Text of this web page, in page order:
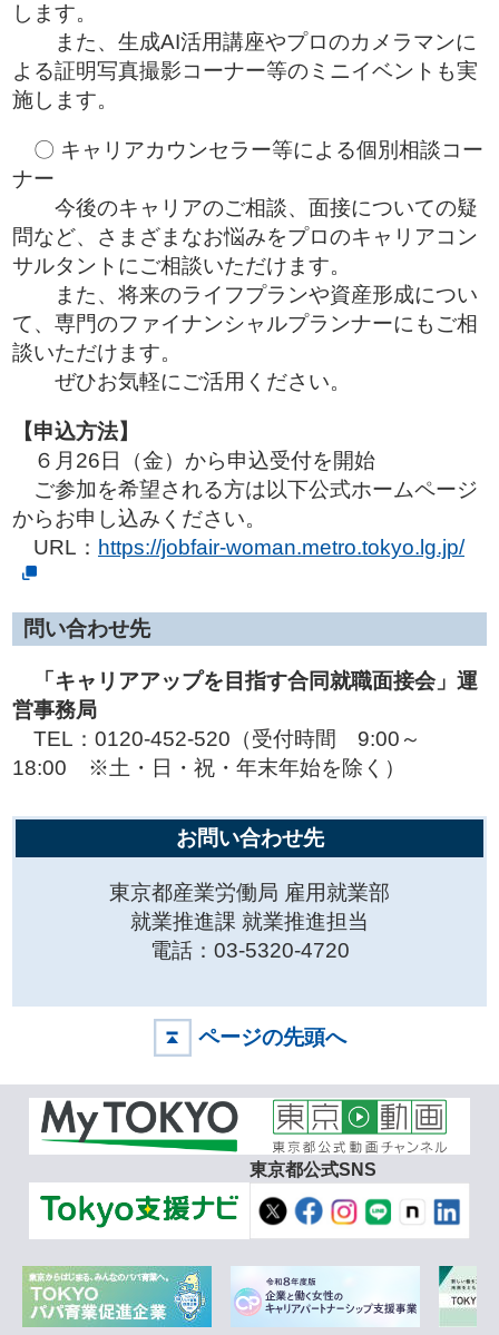
します。
また、生成AI活用講座やプロのカメラマンに
よる証明写真撮影コーナー等のミニイベントも実
施します。
〇 キャリアカウンセラー等による個別相談コー
ナー
今後のキャリアのご相談、面接についての疑
問など、さまざまなお悩みをプロのキャリアコン
サルタントにご相談いただけます。
また、将来のライフプランや資産形成につい
て、専門のファイナンシャルプランナーにもご相
談いただけます。
ぜひお気軽にご活用ください。
【申込方法】
６月26日（金）から申込受付を開始
ご参加を希望される方は以下公式ホームページ
からお申し込みください。
URL： https://jobfair-woman.metro.tokyo.lg.jp/
問い合わせ先
「キャリアアップを目指す合同就職面接会」運
営事務局
TEL：0120-452-520（受付時間 9:00～
18:00 ※土・日・祝・年末年始を除く）
お問い合わせ先
東京都産業労働局 雇用就業部
就業推進課 就業推進担当
電話：03-5320-4720
ページの先頭へ
東京都公式SNS